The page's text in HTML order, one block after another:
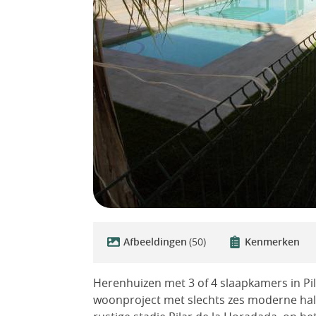
Afbeeldingen (50) Kenmerken
Herenhuizen met 3 of 4 slaapkamers in
woonproject met slechts zes moderne